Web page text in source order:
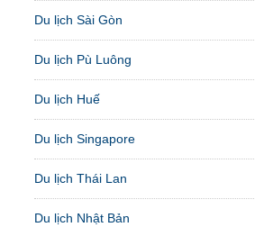
Du lịch Sài Gòn
Du lịch Pù Luông
Du lịch Huế
Du lịch Singapore
Du lịch Thái Lan
Du lịch Nhật Bản